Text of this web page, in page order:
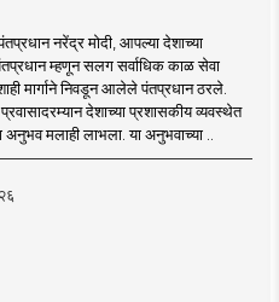
नरेंद्र मोदी, आपल्या देशाच्या
म्हणून सलग सर्वाधिक काळ सेवा
मार्गाने निवडून आलेले पंतप्रधान ठरले.
प्रवासादरम्यान देशाच्या प्रशासकीय व्यवस्थेत
अनुभव मलाही लाभला. या अनुभवाच्या ..